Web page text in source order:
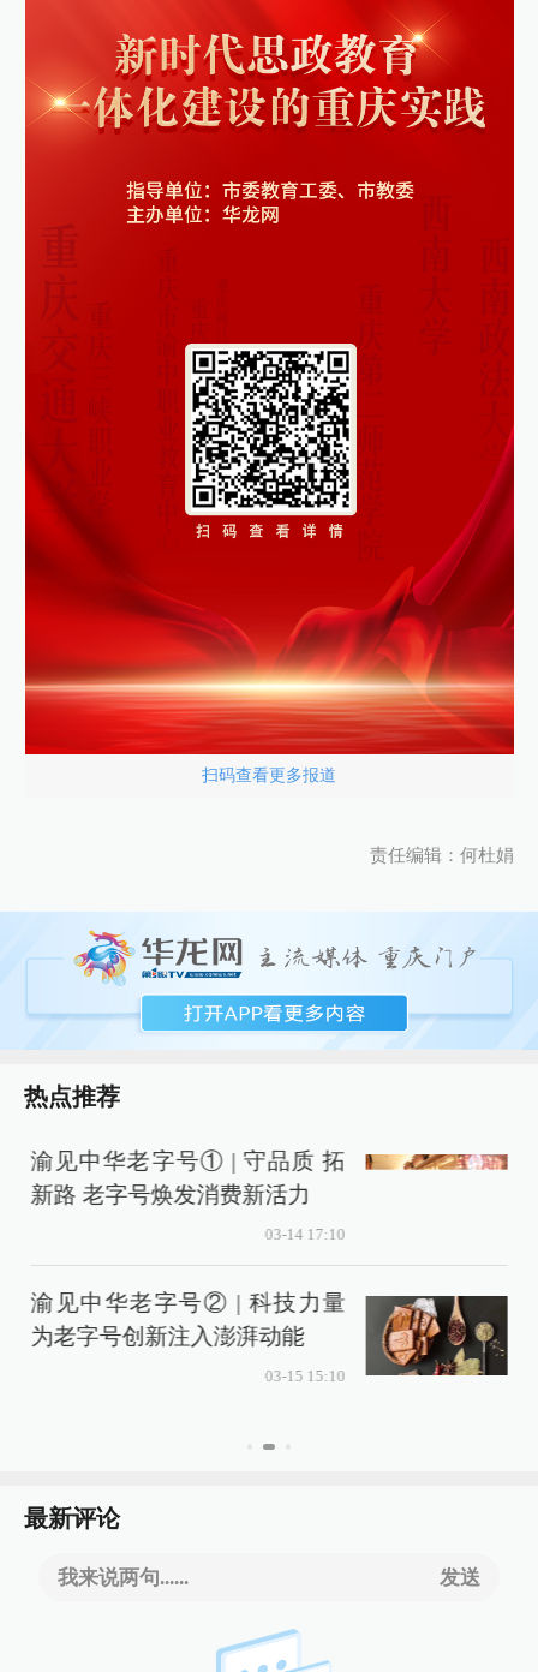
扫码查看更多报道
责任编辑：何杜娟
热点推荐
渝见中华老字号① | 守品质 拓
新路 老字号焕发消费新活力
03-14 17:10
渝见中华老字号② | 科技力量
为老字号创新注入澎湃动能
03-15 15:10
最新评论
我来说两句...... 发送